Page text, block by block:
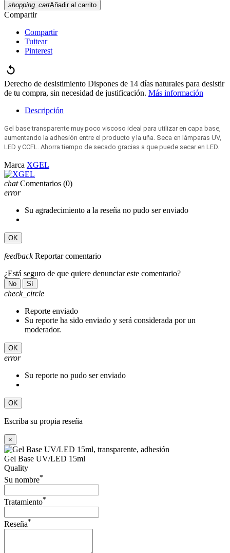
shopping_cartAñadir al carrito
Compartir
Compartir
Tuitear
Pinterest
Derecho de desistimiento Dispones de 14 días naturales para desistir
de tu compra, sin necesidad de justificación. Más información
Descripción
Gel base transparente muy poco viscoso ideal para utilizar en capa base,
aumentando la adhesión entre el producto y la uña. Seca en lámparas UV,
LED y CCFL. Ahorra tiempo de secado gracias a que puede secar en LED.
Marca XGEL
chat Comentarios (0)
error
Su agradecimiento a la reseña no pudo ser enviado
OK
feedback Reportar comentario
¿Está seguro de que quiere denunciar este comentario?
No Sí
check_circle
Reporte enviado
Su reporte ha sido enviado y será considerada por un
moderador.
OK
error
Su reporte no pudo ser enviado
OK
Escriba su propia reseña
×
Gel Base UV/LED 15ml
Quality
Su nombre*
Tratamiento*
Reseña*